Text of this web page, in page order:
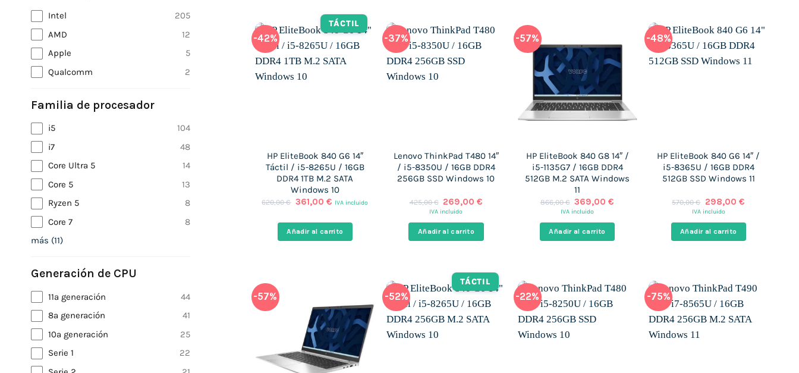
Intel
205
AMD
12
Apple
5
Qualcomm
2
Familia de procesador
i5
104
i7
48
Core Ultra 5
14
Core 5
13
Ryzen 5
8
Core 7
8
más (11)
Generación de CPU
11ª generación
44
8ª generación
41
10ª generación
25
Serie 1
22
-42%
TÁCTIL
HP EliteBook 840 G6 14″
Táctil / i5-8265U / 16GB
DDR4 1TB M.2 SATA
Windows 10
620,00€ El
era:
620,00 €.
361,00€ El
es:
361,00 €.
IVA incluido
Añadir al carrito
-37%
Lenovo ThinkPad T480 14″
/ i5-8350U / 16GB DDR4
256GB SSD Windows 10
425,00€
El
precio
era:
425,00 €.
269,00€
es:
269,00 €.
IVA incluido
Añadir al carrito
-57%
HP EliteBook 840 G8 14″ /
i5-1135G7 / 16GB DDR4
512GB M.2 SATA Windows
11
866,00€ El
precio
era:
866,00 €.
369,00€
es:
369,00 €.
IVA incluido
Añadir al carrito
-48%
HP EliteBook 840 G6 14″ /
i5-8365U / 16GB DDR4
512GB SSD Windows 11
570,00€
El
precio
era:
570,00 €.
298,00€
es:
298,00 €.
IVA incluido
Añadir al carrito
-57% -52%
TÁCTIL
-22% -75%